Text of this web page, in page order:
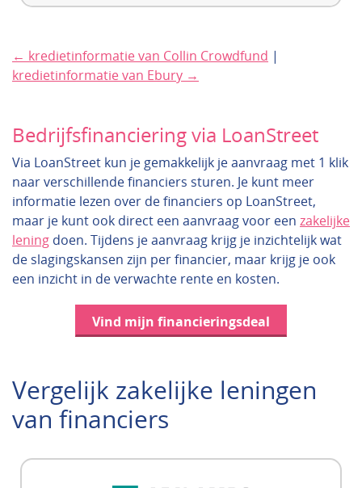
← kredietinformatie van Collin Crowdfund |
kredietinformatie van Ebury →
Bedrijfsfinanciering via LoanStreet
Via LoanStreet kun je gemakkelijk je aanvraag met 1 klik
naar verschillende financiers sturen. Je kunt meer
informatie lezen over de financiers op LoanStreet,
maar je kunt ook direct een aanvraag voor een zakelijke
lening doen. Tijdens je aanvraag krijg je inzichtelijk wat
de slagingskansen zijn per financier, maar krijg je ook
een inzicht in de verwachte rente en kosten.
Vind mijn financieringsdeal
Vergelijk zakelijke leningen
van financiers